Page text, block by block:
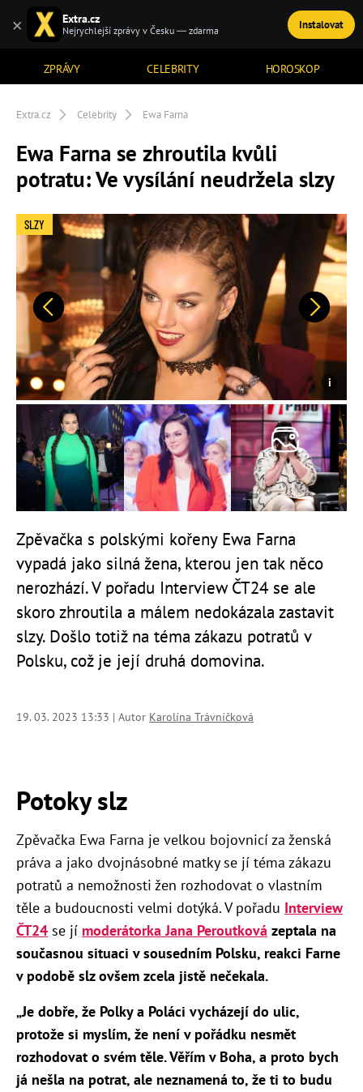
ZPRÁVY CELEBRITY HOROSKOP
TÉMATA
Extra.cz Celebrity Ewa Farna
Ewa Farna se zhroutila kvůli
potratu: Ve vysílání neudržela slzy
Předchozí Další
SLZY
Zpěvačka s polskými kořeny Ewa Farna
vypadá jako silná žena, kterou jen tak něco
nerozhází. V pořadu Interview ČT24 se ale
skoro zhroutila a málem nedokázala zastavit
slzy. Došlo totiž na téma zákazu potratů v
Polsku, což je její druhá domovina.
19. 03. 2023 13:33 | Autor Karolína Trávníčková
Potoky slz
Zpěvačka Ewa Farna je velkou bojovnicí za ženská
práva a jako dvojnásobné matky se jí téma zákazu
potratů a nemožnosti žen rozhodovat o vlastním
těle a budoucnosti velmi dotýká. V pořadu Interview
ČT24 se jí moderátorka Jana Peroutková zeptala na
současnou situaci v sousedním Polsku, reakci Farne
v podobě slz ovšem zcela jistě nečekala.
„Je dobře, že Polky a Poláci vycházejí do ulic,
protože si myslím, že není v pořádku nesmět
rozhodovat o svém těle. Věřím v Boha, a proto bych
já nešla na potrat, ale neznamená to, že ti to budu
× Extra.cz
Nejrychlejší zprávy v Česku — zdarma Instalovat